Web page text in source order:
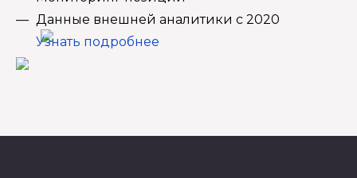
Данные внешней аналитики с 2020
Узнать подробнее